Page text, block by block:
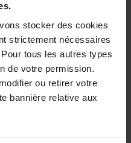
stocker des cookies
strictement nécessaires
tous les autres types
de votre permission.
ou retirer votre
bannière relative aux
50€
magasin